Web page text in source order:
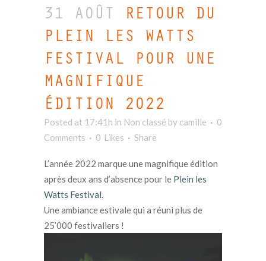
31 AOÛT
RETOUR DU
PLEIN LES WATTS
FESTIVAL POUR UNE
MAGNIFIQUE
ÉDITION 2022
Posted at 17:41h in Non classé by camille
0
Comments
0 Likes Share
L’année 2022 marque une magnifique édition
après deux ans d’absence pour le Plein les
Watts Festival.
Une ambiance estivale qui a réuni plus de
25’000 festivaliers !